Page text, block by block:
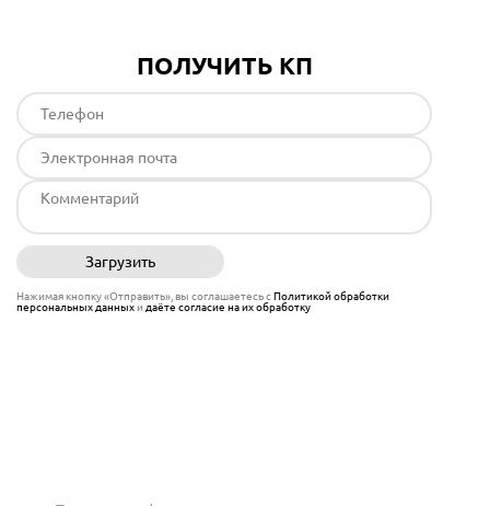
ПОЛУЧИТЬ КП
Загрузить
Нажимая кнопку «Отправить», вы соглашаетесь сПолитикой обработки
персональных данныхи даёте согласие на их обработку